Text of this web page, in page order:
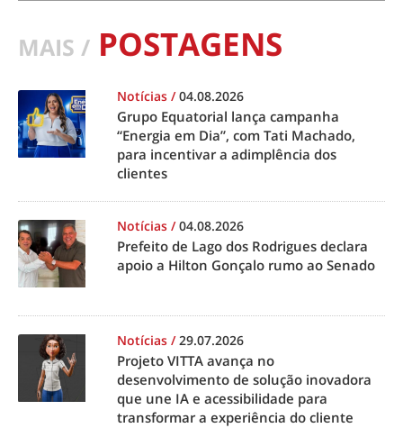
MAIS / POSTAGENS
Notícias /04.08.2026
Grupo Equatorial lança campanha
“Energia em Dia”, com Tati Machado,
para incentivar a adimplência dos
clientes
Notícias /04.08.2026
Prefeito de Lago dos Rodrigues declara
apoio a Hilton Gonçalo rumo ao Senado
Notícias /29.07.2026
Projeto VITTA avança no
desenvolvimento de solução inovadora
que une IA e acessibilidade para
transformar a experiência do cliente